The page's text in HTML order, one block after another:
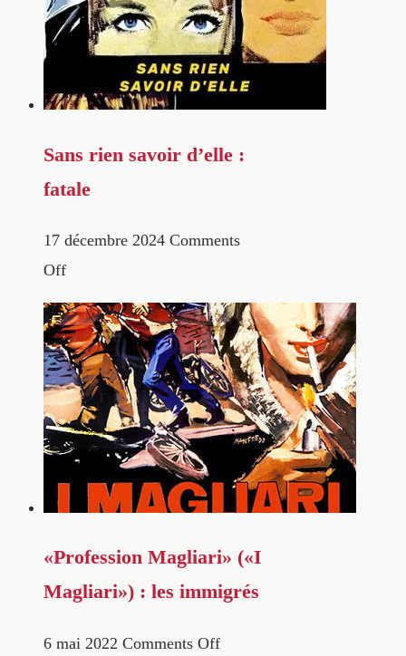
Sans rien savoir d’elle :
fatale
17 décembre 2024 Comments
Off
«Profession Magliari» («I
Magliari») : les immigrés
6 mai 2022 Comments Off